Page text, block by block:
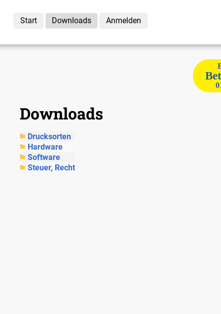
Start Downloads Anmelden
Downloads
Drucksorten
Hardware
Software
Steuer, Recht